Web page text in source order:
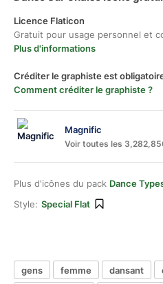
Licence Flaticon
Gratuit pour usage personnel et
Plus d'informations
Créditer le graphiste est
Comment créditer le graphiste ?
Magnific
Voir toutes les
Plus d'icônes du pack Dance
Style: Special Flat
gens femme dansant